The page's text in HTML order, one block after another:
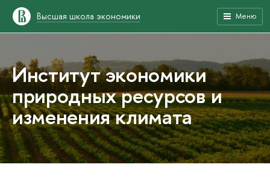
Высшая школа экономики Меню
Институт экономики
природных ресурсов и
изменения климата